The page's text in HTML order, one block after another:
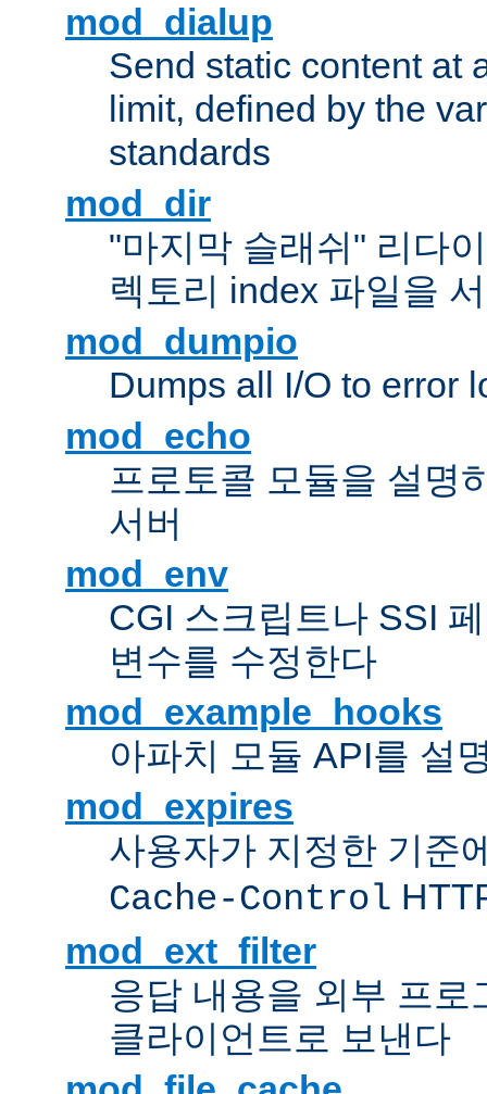
mod_dialup
Send static content at
limit, defined by the
standards
mod_dir
"마지막 슬래쉬" 리다
렉토리 index 파일을
mod_dumpio
Dumps all I/O to error
mod_echo
프로토콜 모듈을 설명
서버
mod_env
CGI 스크립트나 SSI
변수를 수정한다
mod_example_hooks
아파치 모듈 API를 설
mod_expires
사용자가 지정한 기준
Cache-Control
mod_ext_filter
응답 내용을 외부 프로
클라이언트로 보낸다